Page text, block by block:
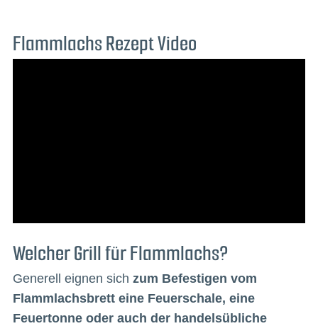
Flammlachs Rezept Video
Welcher Grill für Flammlachs?
Generell eignen sich zum Befestigen vom
Flammlachsbrett eine Feuerschale, eine
Feuertonne oder auch der handelsübliche